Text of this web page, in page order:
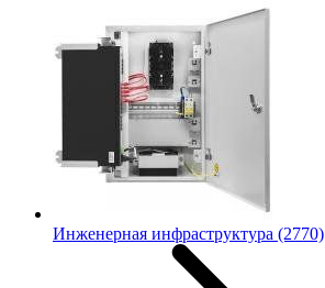
Инженерная инфраструктура (2770)